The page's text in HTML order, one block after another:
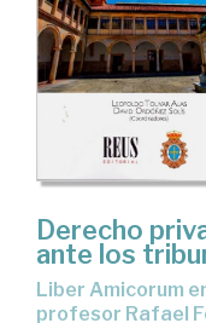
Derecho
ante los
Liber Amicorum en homenaje al magistrado y
profesor Rafael